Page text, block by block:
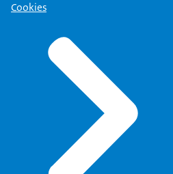
Cookies